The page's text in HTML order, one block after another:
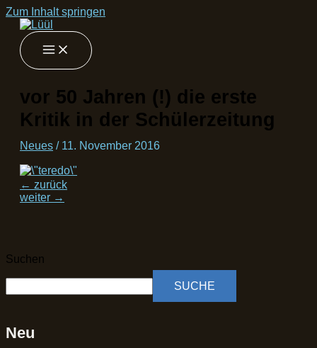
Zum Inhalt springen
vor 50 Jahren (!) die erste
Kritik in der Schülerzeitung
Neues / 11. November 2016
← zurück
weiter →
Suchen
SUCHE
Neu